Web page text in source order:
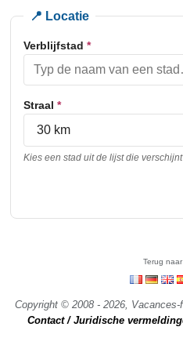
📍 Locatie
Verblijfstad*
Straal*
Kies een stad uit de lijst die
Terug
Copyright © 2008 - 2026,
Contact / Juridische